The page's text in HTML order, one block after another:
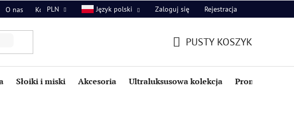
O nas Kontakt
PLN Język polski Zaloguj się Rejestracja
PUSTY KOSZYK
Słoiki i miski Akcesoria Ultraluksusowa kolekcja Promocje i